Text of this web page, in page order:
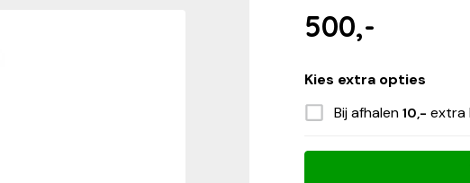
500,-
Kies extra opties
Bij afhalen10,- extra